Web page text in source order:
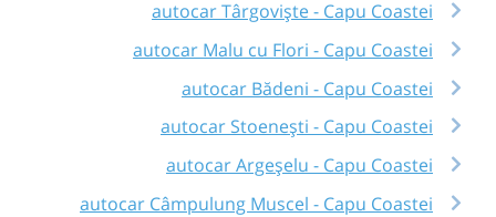
autocar Târgoviște - Capu Coastei
autocar Malu cu Flori - Capu Coastei
autocar Bădeni - Capu Coastei
autocar Stoenești - Capu Coastei
autocar Argeșelu - Capu Coastei
autocar Câmpulung Muscel - Capu Coastei